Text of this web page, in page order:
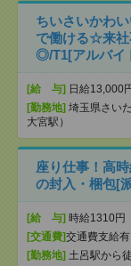
ちいさいかわ
で働ける☆来社
◎/T1[アルバイ
[給 与] 日給13,000
[勤務地] 埼玉県さい
大宮駅）
座り仕事！高
の封入・梱包[
[給 与] 時給1310円
[交通費]交通費支給有
[勤務地] 土呂駅から